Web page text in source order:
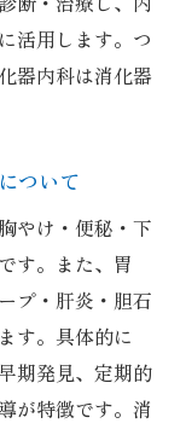
活用します。つ
器内科は消化器
ついて
やけ・便秘・下
す。また、胃
プ・肝炎・胆石
す。具体的に
期発見、定期的
が特徴です。消